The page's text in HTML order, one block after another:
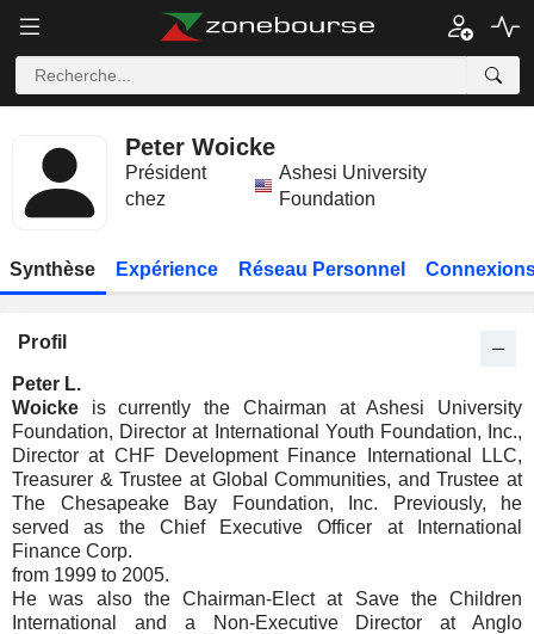
Peter Woicke
Président
chez
Ashesi University
Foundation
Synthèse Expérience Réseau Personnel
Profil
Peter L.
Woicke is currently the Chairman at Ashesi University
Foundation, Director at International Youth Foundation, Inc.,
Director at CHF Development Finance International LLC,
Treasurer & Trustee at Global Communities, and Trustee at
The Chesapeake Bay Foundation, Inc. Previously, he
served as the Chief Executive Officer at International
Finance Corp.
from 1999 to 2005.
He was also the Chairman-Elect at Save the Children
International and a Non-Executive Director at Anglo